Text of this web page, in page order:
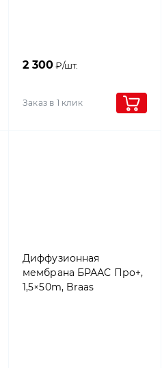
2 300₽/шт.
Заказ в 1 клик
Диффузионная
мембрана БРААС Про+,
1,5×50m, Braas